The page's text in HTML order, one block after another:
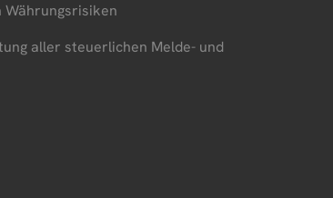
aller steuerlichen Melde- und